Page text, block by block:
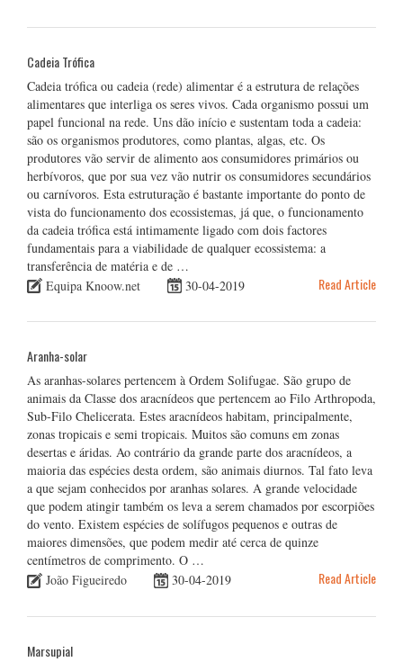
Cadeia Trófica
Cadeia trófica ou cadeia (rede) alimentar é a estrutura de relações
alimentares que interliga os seres vivos. Cada organismo possui um
papel funcional na rede. Uns dão início e sustentam toda a cadeia:
são os organismos produtores, como plantas, algas, etc. Os
produtores vão servir de alimento aos consumidores primários ou
herbívoros, que por sua vez vão nutrir os consumidores secundários
ou carnívoros. Esta estruturação é bastante importante do ponto de
vista do funcionamento dos ecossistemas, já que, o funcionamento
da cadeia trófica está intimamente ligado com dois factores
fundamentais para a viabilidade de qualquer ecossistema: a
transferência de matéria e de …
Equipa Knoow.net
30-04-2019 Read Article
Aranha-solar
As aranhas-solares pertencem à Ordem Solifugae. São grupo de
animais da Classe dos aracnídeos que pertencem ao Filo Arthropoda,
Sub-Filo Chelicerata. Estes aracnídeos habitam, principalmente,
zonas tropicais e semi tropicais. Muitos são comuns em zonas
desertas e áridas. Ao contrário da grande parte dos aracnídeos, a
maioria das espécies desta ordem, são animais diurnos. Tal fato leva
a que sejam conhecidos por aranhas solares. A grande velocidade
que podem atingir também os leva a serem chamados por escorpiões
do vento. Existem espécies de solífugos pequenos e outras de
maiores dimensões, que podem medir até cerca de quinze
centímetros de comprimento. O …
João Figueiredo
30-04-2019 Read Article
Marsupial